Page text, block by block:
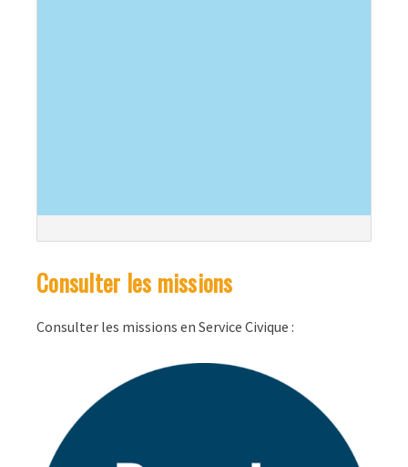
Consulter les missions
Consulter les missions en Service Civique :